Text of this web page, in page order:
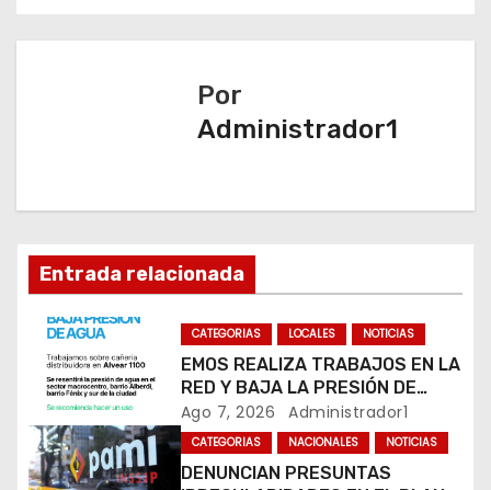
g
n
d
e
e
n
Por
Administrador1
Entrada relacionada
CATEGORIAS LOCALES NOTICIAS
EMOS REALIZA TRABAJOS EN LA
RED Y BAJA LA PRESIÓN DE
AGUA EN VARIOS SECTORES DE
RÍO CUARTO
Ago 7, 2026 Administrador1
CATEGORIAS NACIONALES NOTICIAS
DENUNCIAN PRESUNTAS